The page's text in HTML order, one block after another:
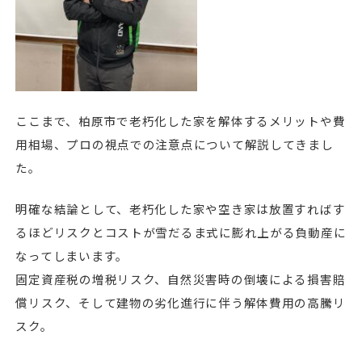
ここまで、柏原市で老朽化した家を解体するメリットや費
用相場、プロの視点での注意点について解説してきまし
た。
明確な結論として、老朽化した家や空き家は放置すればす
るほどリスクとコストが雪だるま式に膨れ上がる負動産に
なってしまいます。
固定資産税の増税リスク、自然災害時の倒壊による損害賠
償リスク、そして建物の劣化進行に伴う解体費用の高騰リ
スク。